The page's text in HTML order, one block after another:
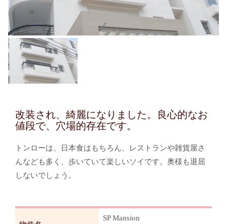
改装され、綺麗になりました。良心的なお
値段で、穴場的存在です。
トンローは、日本食はもちろん、レストランや雑貨屋さ
んなども多く、歩いていて楽しいソイです。奥様も退屈
しないでしょう。
SP Mansion